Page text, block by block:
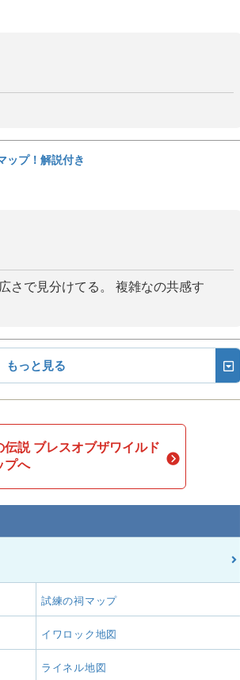
ップ！解説付き
さで見分けてる。 複雑なの共感す
もっと見る
伝説 ブレスオブザワイルド
プへ
試練の祠マップ
イワロック地図
ライネル地図